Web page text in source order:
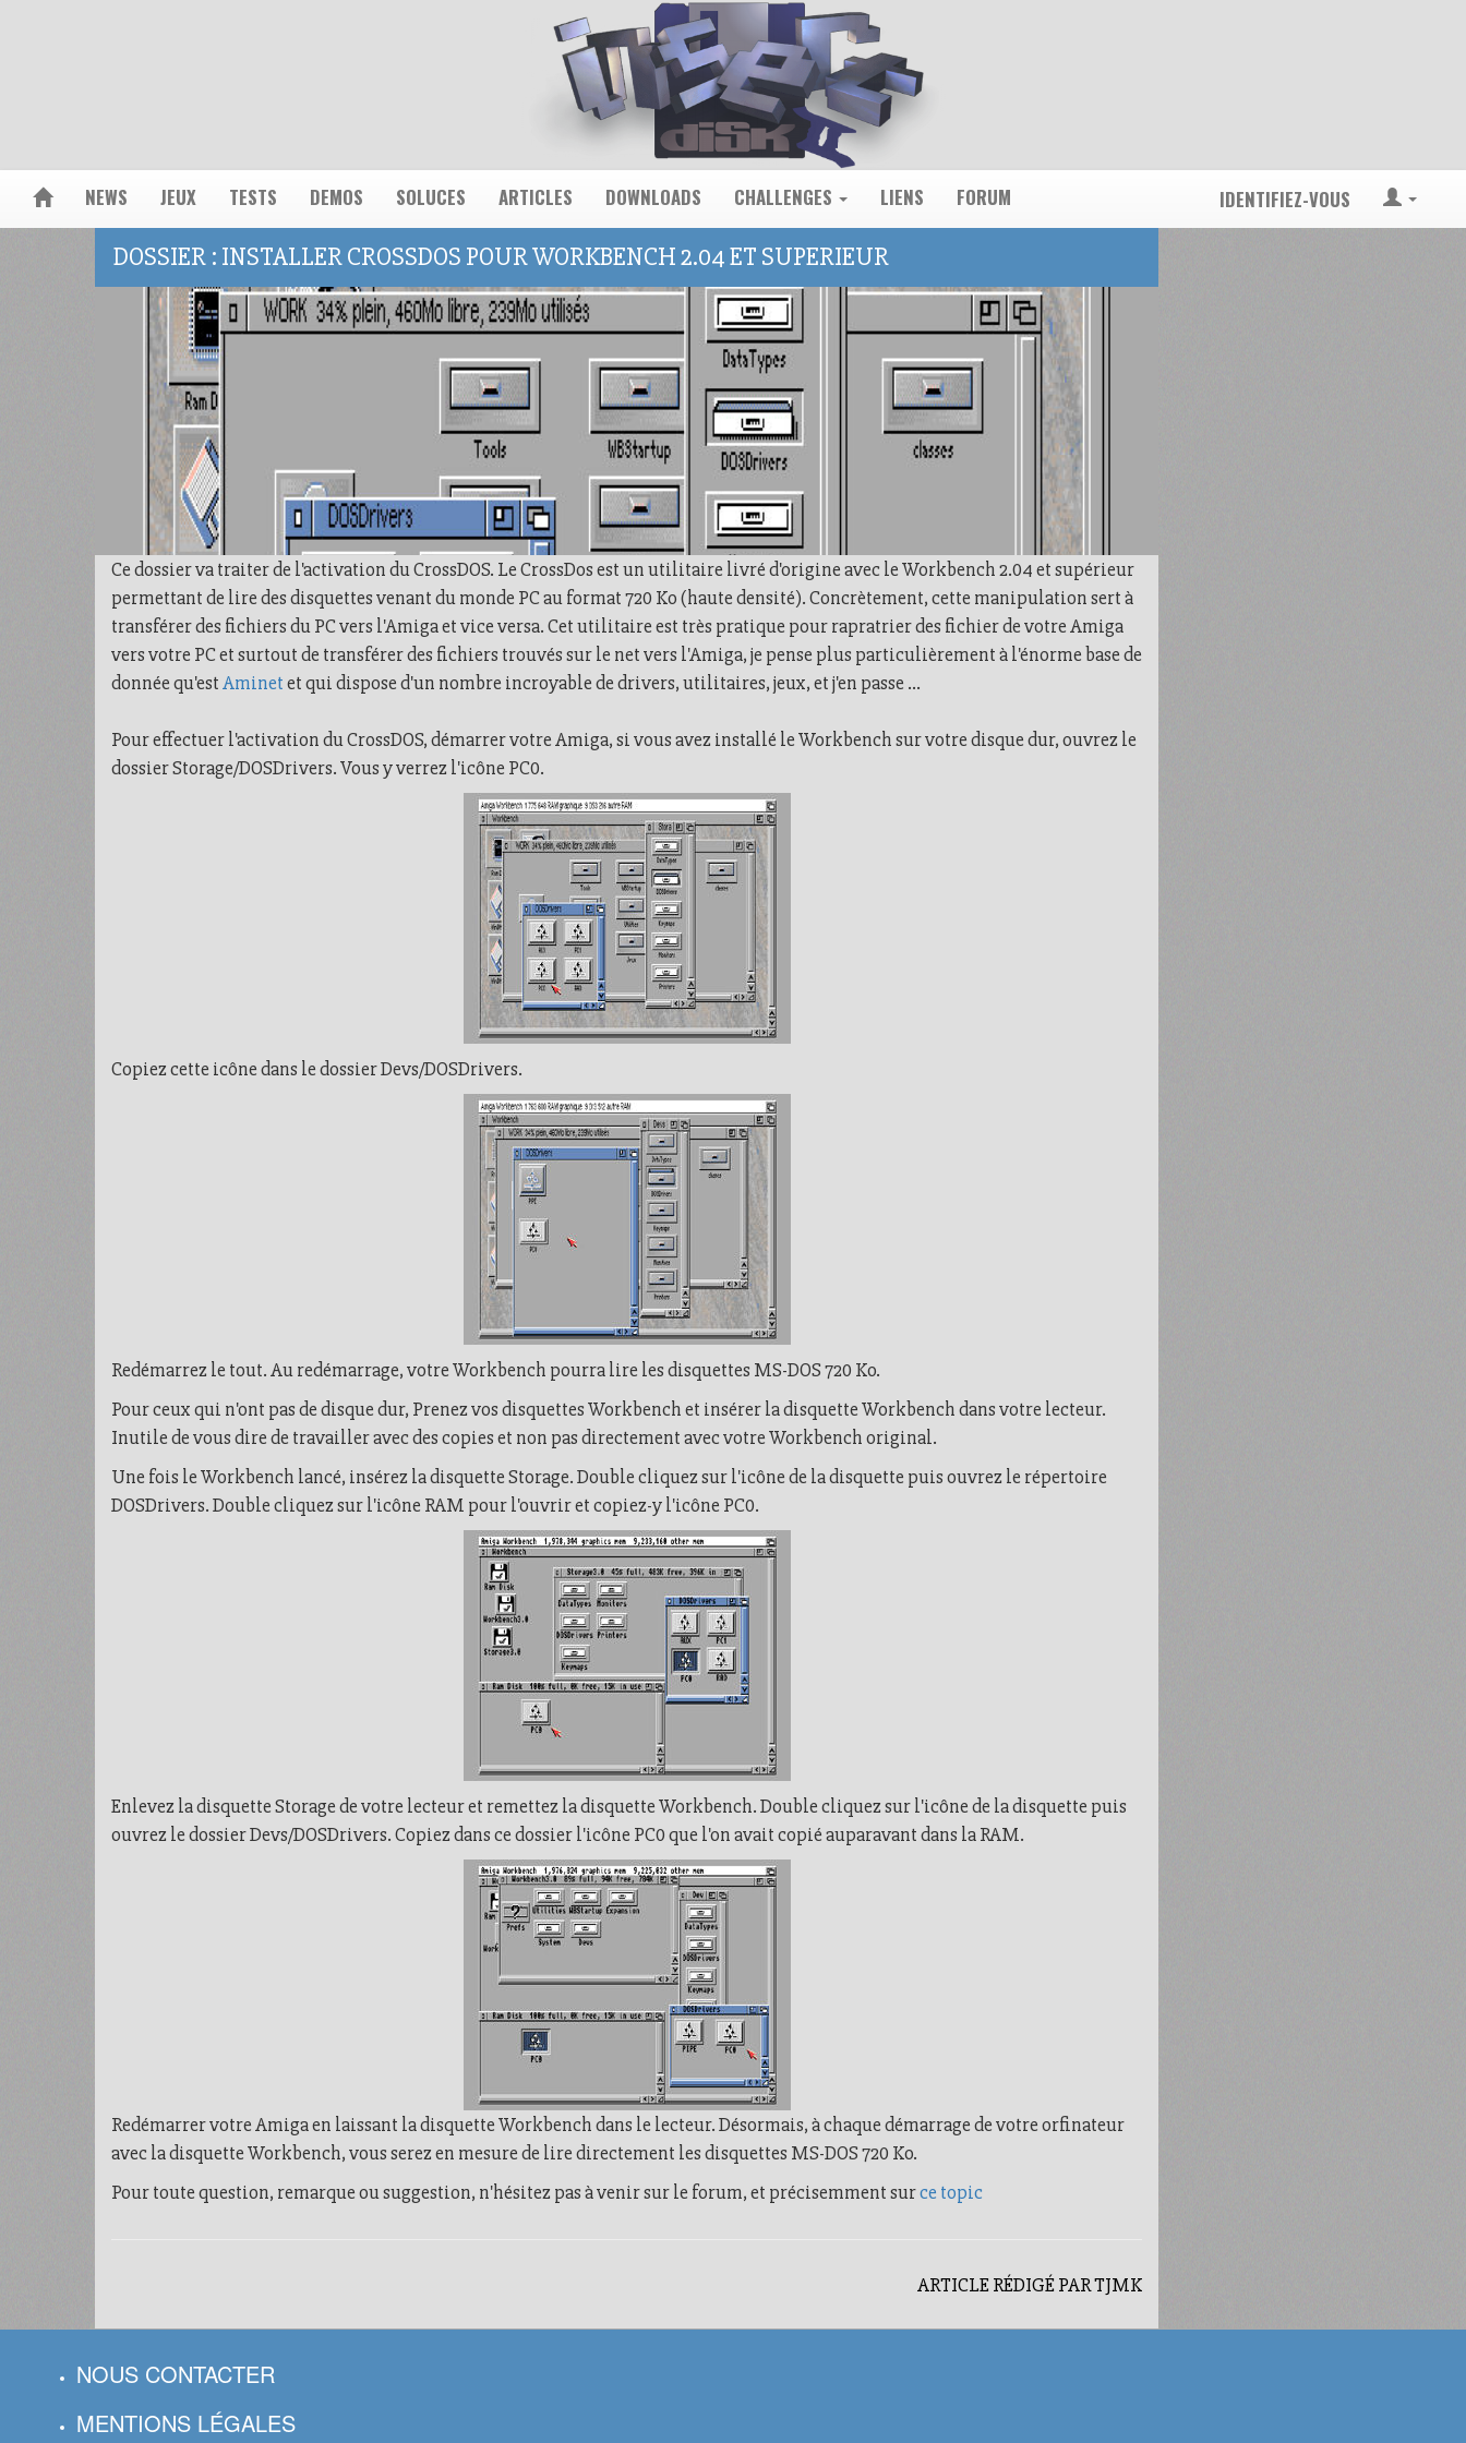
NEWS JEUX TESTS DEMOS SOLUCES ARTICLES DOWNLOADS CHALLENGES LIENS FORUM IDENTIFIEZ-VOUS
DOSSIER : INSTALLER CROSSDOS POUR WORKBENCH 2.04 ET SUPERIEUR
Ce dossier va traiter de l'activation du CrossDOS. Le CrossDos est un utilitaire livré d'origine avec le Workbench 2.04 et supérieur
permettant de lire des disquettes venant du monde PC au format 720 Ko (haute densité). Concrètement, cette manipulation sert à
transférer des fichiers du PC vers l'Amiga et vice versa. Cet utilitaire est très pratique pour rapratrier des fichier de votre Amiga
vers votre PC et surtout de transférer des fichiers trouvés sur le net vers l'Amiga, je pense plus particulièrement à l'énorme base de
donnée qu'estAminetet qui dispose d'un nombre incroyable de drivers, utilitaires, jeux, et j'en passe ...
Pour effectuer l'activation du CrossDOS, démarrer votre Amiga, si vous avez installé le Workbench sur votre disque dur, ouvrez le
dossier Storage/DOSDrivers. Vous y verrez l'icône PC0.
Copiez cette icône dans le dossier Devs/DOSDrivers.
Redémarrez le tout. Au redémarrage, votre Workbench pourra lire les disquettes MS-DOS 720 Ko.
Pour ceux qui n'ont pas de disque dur, Prenez vos disquettes Workbench et insérer la disquette Workbench dans votre lecteur.
Inutile de vous dire de travailler avec des copies et non pas directement avec votre Workbench original.
Une fois le Workbench lancé, insérez la disquette Storage. Double cliquez sur l'icône de la disquette puis ouvrez le répertoire
DOSDrivers. Double cliquez sur l'icône RAM pour l'ouvrir et copiez-y l'icône PC0.
Enlevez la disquette Storage de votre lecteur et remettez la disquette Workbench. Double cliquez sur l'icône de la disquette puis
ouvrez le dossier Devs/DOSDrivers. Copiez dans ce dossier l'icône PC0 que l'on avait copié auparavant dans la RAM.
Redémarrer votre Amiga en laissant la disquette Workbench dans le lecteur. Désormais, à chaque démarrage de votre orfinateur
avec la disquette Workbench, vous serez en mesure de lire directement les disquettes MS-DOS 720 Ko.
Pour toute question, remarque ou suggestion, n'hésitez pas à venir sur le forum, et précisemment surce topic
ARTICLE RÉDIGÉ PAR TJMK
NOUS CONTACTER
MENTIONS LÉGALES